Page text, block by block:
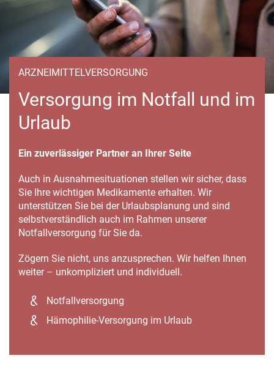
ARZNEIMITTELVERSORGUNG
Versorgung im Notfall und im
Urlaub
Ein zuverlässiger Partner an Ihrer Seite
Auch in Ausnahmesituationen stellen wir sicher, dass
Sie Ihre wichtigen Medikamente erhalten. Wir
unterstützen Sie bei der Urlaubsplanung und sind
selbstverständlich auch im Rahmen unserer
Notfallversorgung für Sie da.
Zögern Sie nicht, uns anzusprechen. Wir helfen Ihnen
weiter – unkompliziert und individuell.
Notfallversorgung
Hämophilie-Versorgung im Urlaub